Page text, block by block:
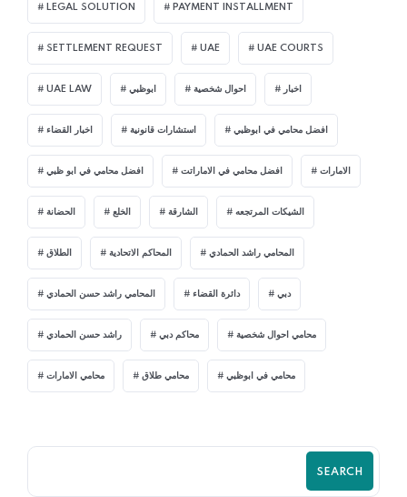
LEGAL SOLUTION PAYMENT INSTALLMENT
SETTLEMENT REQUEST UAE UAE COURTS
UAE LAW ابوظبي احوال شخصية اخبار
اخبار القضاء استشارات قانونية افضل محامي في ابوظبي
افضل محامي في ابو ظبي افضل محامي في الاماراتت الامارات
الحضانة الخلع الشارقة الشيكات المرتجعه
الطلاق المحاكم الاتحادية المحامي راشد الحمادي
المحامي راشد حسن الحمادي دائرة القضاء دبي
راشد حسن الحمادي محاكم دبي محامي احوال شخصية
محامي الامارات محامي طلاق محامي في ابوظبي
SEARCH